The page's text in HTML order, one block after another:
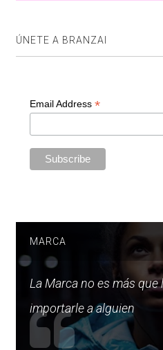
ÚNETE A BRANZAI
Email Address *
MARCA
La Marca no es más que
importarle a alguien